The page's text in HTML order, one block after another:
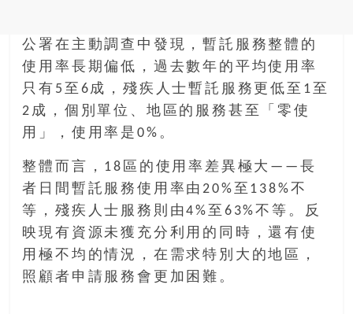
公署在主動調查中發現，暫託服務整體的
使用率長期偏低，過去數年的平均使用率
只有5至6成，殘疾人士暫託服務更低至1至
2成，個別單位、地區的服務甚至「零使
用」，使用率是0%。
整體而言，18區的使用率差異極大——長
者日間暫託服務使用率由20%至138%不
等，殘疾人士服務則由4%至63%不等。反
映現有資源未獲充分利用的同時，還有使
用極不均的情況，在需求特別大的地區，
照顧者申請服務會更加困難。